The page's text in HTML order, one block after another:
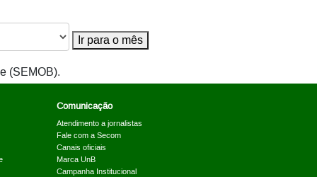
Ir para o mês
(SEMOB).
Comunicação
Atendimento a jornalistas
Fale com a Secom
Canais oficiais
Marca UnB
Campanha Institucional